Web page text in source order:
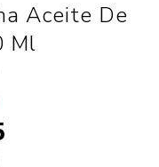
Aceite De
Ml